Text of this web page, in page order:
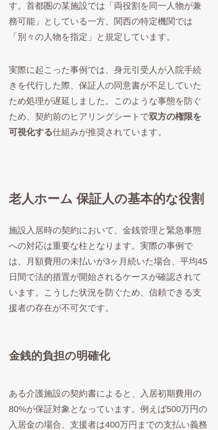
す。首都圏の某施設では「両役割を同一人物が兼
務可能」としている一方、関西の特定機関では
「別々の人物を指定」と規定しています。
実際に起こった事例では、身元引受人が入院手続
きを代行した際、保証人の同意書が不足していた
ため処理が遅延しました。このような事態を防ぐ
ため、契約前のヒアリングシートで双方の権限を
可視化する仕組みが推奨されています。
老人ホーム 保証人の基本的な役割
施設入居時の契約において、金銭管理と緊急事態
への対応は重要な柱となります。実際の事例で
は、月額費用の未払いが3ヶ月続いた場合、平均45
日間で法的措置が開始されるケースが確認されて
います。こうした状況を防ぐため、信頼できる支
援者の存在が不可欠です。
金銭的負担の明確化
ある介護施設の契約書によると、入居初期費用の
80%が保証対象となっています。例えば500万円の
入居金の場合、支援者は400万円までの支払い義務